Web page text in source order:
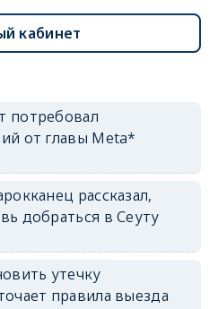
кабинет
потребовал
от главы Meta*
рассказал,
добраться в Сеуту
утечку
правила выезда